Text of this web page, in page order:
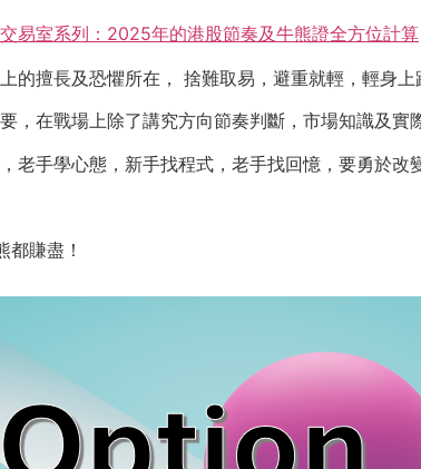
易室系列：2025年的港股節奏及牛熊證全方位計算
的擅長及恐懼所在， 捨難取易，避重就輕，輕身上
，在戰場上除了講究方向節奏判斷，市場知識及
老手學心態，新手找程式，老手找回憶，要勇於改
賺盡！